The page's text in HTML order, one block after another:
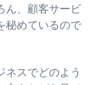
ん、顧客サービ
秘めているので
ネスでどのよう